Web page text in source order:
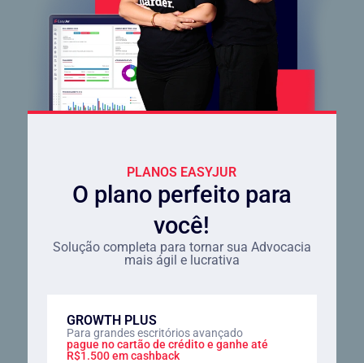
PLANOS EASYJUR
O plano perfeito para
você!
Solução completa para tornar sua Advocacia
mais ágil e lucrativa
GROWTH PLUS
Para grandes escritórios avançado
pague no cartão de crédito e ganhe até
R$1.500 em cashback